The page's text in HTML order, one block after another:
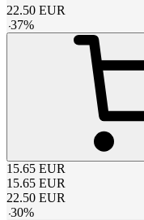
22.50 EUR
-37%
15.65 EUR
15.65 EUR
22.50 EUR
-30%